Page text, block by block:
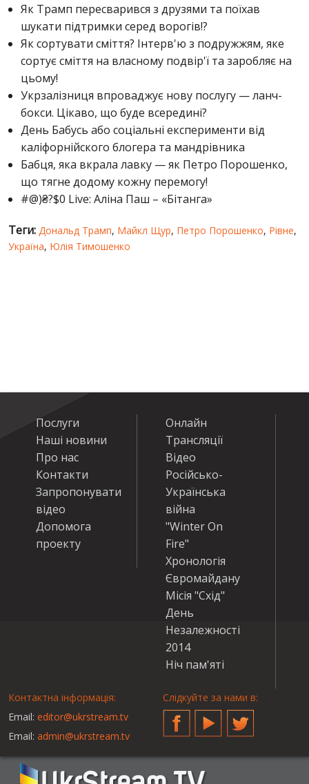
Як Трамп пересварився з друзями та поїхав
шукати підтримки серед ворогів!?
Як сортувати сміття? Інтерв'ю з подружжям, яке
сортує сміття на власному подвір'ї та заробляє на
цьому!
Укрзалізниця впроваджує нову послугу — ланч-
бокси. Цікаво, що буде всередині?
День Бабусь або соціальні експерименти від
каліфорнійского блогера та мандрівника
Бабця, яка вкрала лавку — як Петро Порошенко,
що тягне додому кожну перемогу!
#@)₴?$0 Live: Аліна Паш – «Бітанга»
Теги: Дональд Трамп, Майкл Щур, Петро Порошенко, Рівне,
Україна, Юлія Тимошенко
Послуги
Наші новини
Про нас
Контакти
Запропонувати
відео
Допомога
проекту
Онлайн
Трансляції
Відео
Російсько-
Українська
війна
"Winter On
Fire"
Хронологія
Євромайдану
Місія "Схід"
День
Незалежності
2014
Ніч пам'яті
Контактна інформація:
Email: editor@ukrstream.tv
Email: admin@ukrstream.tv
Слідкуйте за нами в:
FacebookYouTubeTwitter